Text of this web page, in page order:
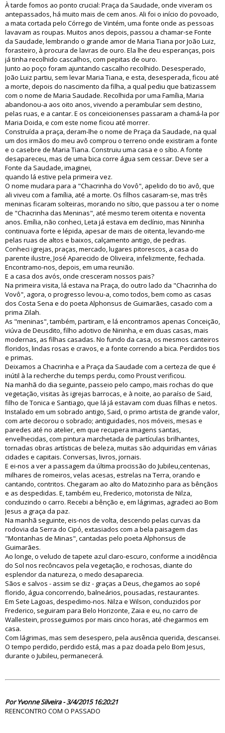
À tarde fomos ao ponto crucial: Praça da Saudade, onde viveram os
antepassados, há muito mais de cem anos. Ali foi o início do povoado,
a mata cortada pelo Córrego de Vintém, uma fonte onde as pessoas
lavavam as roupas. Muitos anos depois, passou a chamar-se Fonte
da Saudade, lembrando o grande amor de Maria Tiana por João Luiz,
forasteiro, à procura de lavras de ouro. Ela lhe deu esperanças, pois
já tinha recolhido cascalhos, com pepitas de ouro.
Junto ao poço foram ajuntando cascalho recolhido. Desesperado,
João Luiz partiu, sem levar Maria Tiana, e esta, desesperada, ficou até
a morte, depois do nascimento da filha, a qual pediu que batizassem
com o nome de Maria Saudade. Recolhida por uma Família, Maria
abandonou-a aos oito anos, vivendo a perambular sem destino,
pelas ruas, e a cantar. E os conceicionenses passaram a chamá-la por
Maria Doida, e com este nome ficou até morrer.
Construída a praça, deram-lhe o nome de Praça da Saudade, na qual
um dos irmãos do meu avô comprou o terreno onde existiram a fonte
e o casebre de Maria Tiana. Construiu uma casa e o sítio. A fonte
desapareceu, mas de uma bica corre água sem cessar. Deve ser a
Fonte da Saudade, imaginei,
quando lá estive pela primeira vez.
O nome mudara para a "Chacrinha do Vovô", apelido do tio avô, que
ali viveu com a família, até a morte. Os filhos casaram-se, mas três
meninas ficaram solteiras, morando no sítio, que passou a ter o nome
de "Chacrinha das Meninas", até mesmo terem oitenta e noventa
anos. Emília, não conheci, Leta já estava em declínio, mas Nininha
continuava forte e lépida, apesar de mais de oitenta, levando-me
pelas ruas de altos e baixos, calçamento antigo, de pedras.
Conheci igrejas, praças, mercado, lugares pitorescos, a casa do
parente ilustre, José Aparecido de Oliveira, infelizmente, fechada.
Encontramo-nos, depois, em uma reunião.
E a casa dos avós, onde cresceram nossos pais?
Na primeira visita, lá estava na Praça, do outro lado da "Chacrinha do
Vovô", agora, o progresso levou-a, como todos, bem como as casas
dos Costa Sena e do poeta Alphonsus de Guimarães, casado com a
prima Zilah.
As "meninas", também, partiram, e lá encontramos apenas Conceição,
viúva de Deusdito, filho adotivo de Nininha, e em duas casas, mais
modernas, as filhas casadas. No fundo da casa, os mesmos canteiros
floridos, lindas rosas e cravos, e a fonte correndo a bica. Perdidos tios
e primas.
Deixamos a Chacrinha e a Praça da Saudade com a certeza de que é
inútil à la recherche du temps perdu, como Proust verificou.
Na manhã do dia seguinte, passeio pelo campo, mais rochas do que
vegetação, visitas às igrejas barrocas, e à noite, ao paraíso de Said,
filho de Tonica e Santiago, que lá já estavam com duas filhas e netos.
Instalado em um sobrado antigo, Said, o primo artista de grande valor,
com arte decorou o sobrado; antiguidades, nos móveis, mesas e
paredes até no atelier, em que recupera imagens santas,
envelhecidas, com pintura marchetada de partículas brilhantes,
tornadas obras artísticas de beleza, muitas são adquiridas em várias
cidades e capitais. Conversas, livros, jornais.
E ei-nos a ver a passagem da última procissão do Jubileu,centenas,
milhares de romeiros, velas acesas, estrelas na Terra, orando e
cantando, contritos. Chegaram ao alto do Matozinho para as bênçãos
e as despedidas. E, também eu, Frederico, motorista de Nilza,
conduzindo o carro. Recebi a bênção e, em lágrimas, agradeci ao Bom
Jesus a graça da paz.
Na manhã seguinte, eis-nos de volta, descendo pelas curvas da
rodovia da Serra do Cipó, extasiados com a bela paisagem das
"Montanhas de Minas", cantadas pelo poeta Alphonsus de
Guimarães.
Ao longe, o veludo de tapete azul claro-escuro, conforme a incidência
do Sol nos recôncavos pela vegetação, e rochosas, diante do
esplendor da natureza, o medo desaparecia.
Sãos e salvos - assim se diz - graças a Deus, chegamos ao sopé
florido, água concorrendo, balneários, pousadas, restaurantes.
Em Sete Lagoas, despedimo-nos. Nilza e Wilson, conduzidos por
Frederico, seguiram para Belo Horizonte, Zaia e eu, no carro de
Wallestein, prosseguimos por mais cinco horas, até chegarmos em
casa.
Com lágrimas, mas sem desespero, pela ausência querida, descansei.
O tempo perdido, perdido está, mas a paz doada pelo Bom Jesus,
durante o Jubileu, permanecerá.
Por Yvonne Silveira - 3/4/2015 16:20:21
REENCONTRO COM O PASSADO